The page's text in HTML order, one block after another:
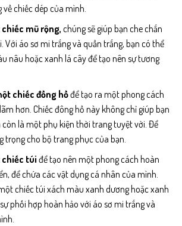
chiếc dép của mình.
mũ rộng, chúng sẽ giúp bạn che chắn
Với áo sơ mi trắng và quần trắng, bạn có thể
nâu hoặc xanh lá cây để tạo nên sự tương
chiếc đồng hồđể tạo ra một phong cách
hơn. Chiếc đông hồ này không chỉ giúp bạn
là một phụ kiện thời trang tuyệt vời. Để
trọng cho bộ trang phục của bạn.
chiếc túi để tạo nên một phong cách hoàn
để chứa các vật dụng cá nhân của mình.
chiếc túi xách màu xanh dương hoặc xanh
phối hợp hoàn hảo với áo sơ mi trắng và